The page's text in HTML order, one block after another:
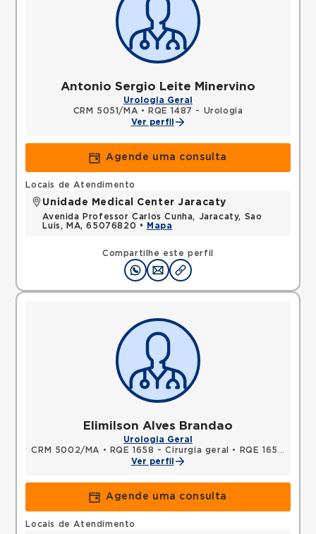
Antonio Sergio Leite Minervino
Urologia Geral
CRM 5051/MA •
RQE 1487 - Urologia
Ver perfil
Agende uma consulta
Compartilhe este perfil
Locais de Atendimento
Unidade Medical Center Jaracaty
Avenida Professor Carlos Cunha, Jaracaty, Sao
Luis, MA, 65076820 •
Mapa
Elimilson Alves Brandao
Urologia Geral
CRM 5002/MA • RQE 1658 - Cirurgia geral •
RQE 1659 - Urologia
Ver perfil
Agende uma consulta
Locais de Atendimento